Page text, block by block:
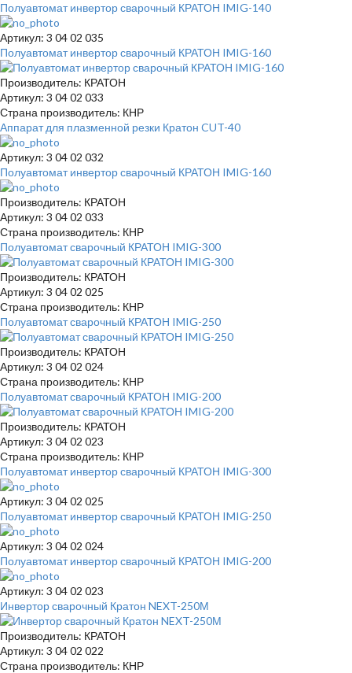
Полуавтомат инвертор сварочный КРАТОН IMIG-140
Артикул: 3 04 02 035
Полуавтомат инвертор сварочный КРАТОН IMIG-160
Производитель: КРАТОН
Артикул: 3 04 02 033
Страна производитель: КНР
Аппарат для плазменной резки Кратон CUT-40
Артикул: 3 04 02 032
Полуавтомат инвертор сварочный КРАТОН IMIG-160
Производитель: КРАТОН
Артикул: 3 04 02 033
Страна производитель: КНР
Полуавтомат сварочный КРАТОН IMIG-300
Производитель: КРАТОН
Артикул: 3 04 02 025
Страна производитель: КНР
Полуавтомат сварочный КРАТОН IMIG-250
Производитель: КРАТОН
Артикул: 3 04 02 024
Страна производитель: КНР
Полуавтомат сварочный КРАТОН IMIG-200
Производитель: КРАТОН
Артикул: 3 04 02 023
Страна производитель: КНР
Полуавтомат инвертор сварочный КРАТОН IMIG-300
Артикул: 3 04 02 025
Полуавтомат инвертор сварочный КРАТОН IMIG-250
Артикул: 3 04 02 024
Полуавтомат инвертор сварочный КРАТОН IMIG-200
Артикул: 3 04 02 023
Инвертор сварочный Кратон NEXT-250М
Производитель: КРАТОН
Артикул: 3 04 02 022
Страна производитель: КНР